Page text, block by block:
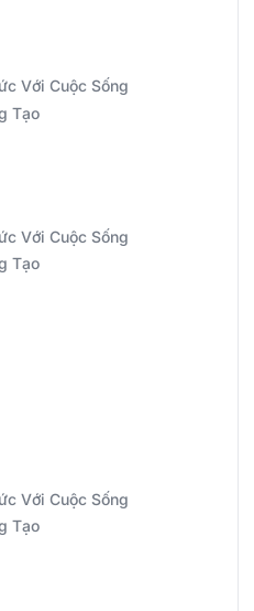
Với Cuộc Sống
Tạo
Với Cuộc Sống
Tạo
Với Cuộc Sống
Tạo